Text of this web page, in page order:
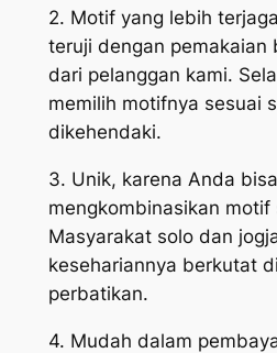
2. Motif yang lebih
teruji dengan pemakaian
dari pelanggan kami.
memilih motifnya sesuai
dikehendaki.
3. Unik, karena Anda bisa
mengkombinasikan motif
Masyarakat solo dan
kesehariannya berkutat
perbatikan.
4. Mudah dalam